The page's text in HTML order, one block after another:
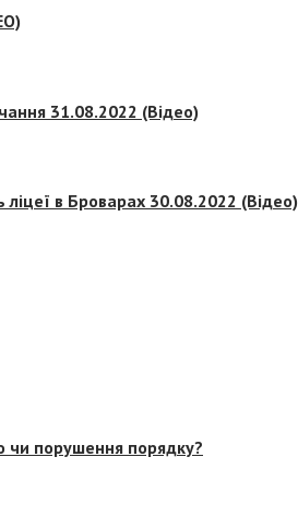
31.08.2022 (Відео)
в Броварах 30.08.2022 (Відео)
чи порушення порядку?